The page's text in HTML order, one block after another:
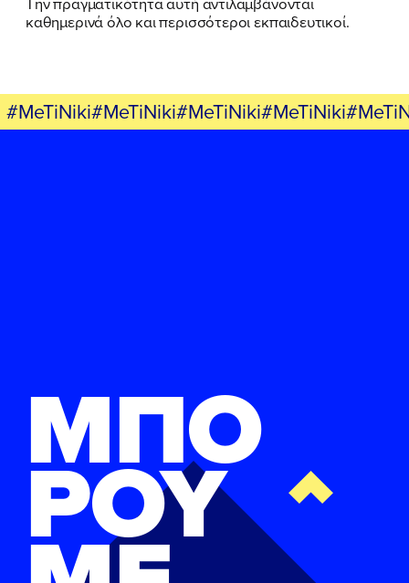
καθημερινά όλο και περισσότεροι εκπαιδευτικοί.
ΜΠΟ
ΡΟΥ